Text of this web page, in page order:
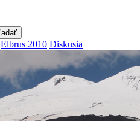
Elbrus 2010 Diskusia